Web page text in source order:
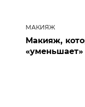
МАКИЯЖ
Макияж,